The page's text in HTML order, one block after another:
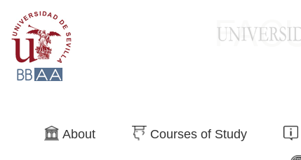
SearchAbout Courses of Study